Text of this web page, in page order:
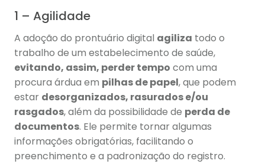
1 – Agilidade
A adoção do prontuário digital agiliza todo o
trabalho de um estabelecimento de saúde,
evitando, assim, perder tempo com uma
procura árdua em pilhas de papel, que podem
estar desorganizados, rasurados e/ou
rasgados, além da possibilidade de perda de
documentos. Ele permite tornar algumas
informações obrigatórias, facilitando o
preenchimento e a padronização do registro.